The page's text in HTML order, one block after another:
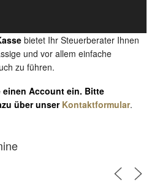
bietet Ihr Steuerberater Ihnen
und vor allem einfache
zu führen.
Account ein. Bitte
über unser Kontaktformular.